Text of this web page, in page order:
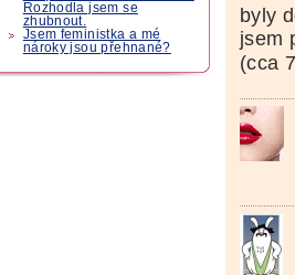
Rozhodla jsem se
zhubnout.
Jsem feministka a mé
nároky jsou přehnané?
byly
jsem
(cca